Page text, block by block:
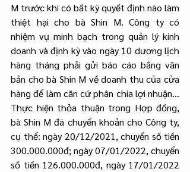
M trước khi có bất kỳ quyết định nào làm
thiệt hại cho bà Shin M. Công ty có
nhiệm vụ minh bạch trong quản lý kinh
doanh và định kỳ vào ngày 10 dương lịch
hàng tháng phải gửi báo cáo bằng văn
bản cho bà Shin M về doanh thu của cửa
hàng để làm căn cứ phân chia lợi nhuận...
Thực hiện thỏa thuận trong Hợp đồng,
bà Shin M đã chuyển khoản cho Công ty,
cụ thể: ngày 20/12/2021, chuyển số tiền
300.000.000đ; ngày 07/01/2022, chuyển
số tiền 126.000.000đ, ngày 17/01/2022